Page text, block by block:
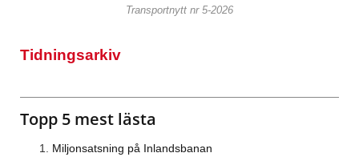
Transportnytt nr 5-2026
Tidningsarkiv
Topp 5 mest lästa
Miljonsatsning på Inlandsbanan